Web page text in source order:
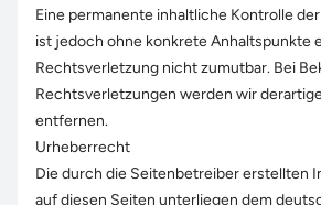
Eine permanente inhaltliche Kontrolle
ist jedoch ohne konkrete Anhaltspunkte
Rechtsverletzung nicht zumutbar. Bei
Rechtsverletzungen werden wir
entfernen.
Urheberrecht
Die durch die Seitenbetreiber erstellten
auf diesen Seiten unterliegen dem